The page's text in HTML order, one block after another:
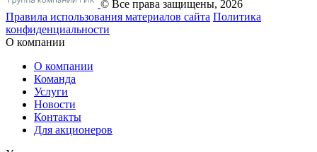
© Все права защищены, 2026
Правила использования материалов сайта Политика
конфиденциальности
О компании
О компании
Команда
Услуги
Новости
Контакты
Для акционеров